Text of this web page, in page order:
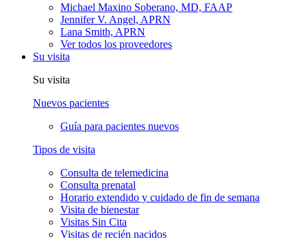
Michael Maxino Soberano, MD, FAAP
Jennifer V. Angel, APRN
Lana Smith, APRN
Ver todos los proveedores
Su visita
Su visita
Nuevos pacientes
Guía para pacientes nuevos
Tipos de visita
Consulta de telemedicina
Consulta prenatal
Horario extendido y cuidado de fin de semana
Visita de bienestar
Visitas Sin Cita
Visitas de recién nacidos